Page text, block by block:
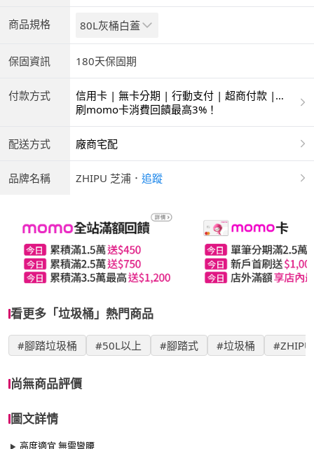
商品規格 80L灰桶白蓋
保固資訊 180天保固期
付款方式
信用卡 | 無卡分期 | 行動支付 | 超商付款 |
ATM | 銀聯卡
刷momo卡消費回饋最高3%！
配送方式 廠商宅配
品牌名稱 ZHIPU 芝浦 ． 追蹤
看更多「垃圾桶」熱門商品
#腳踏垃圾桶 #50L以上 #腳踏式 #垃圾桶
尚無商品評價
圖文詳情
高度適宜 無需彎腰